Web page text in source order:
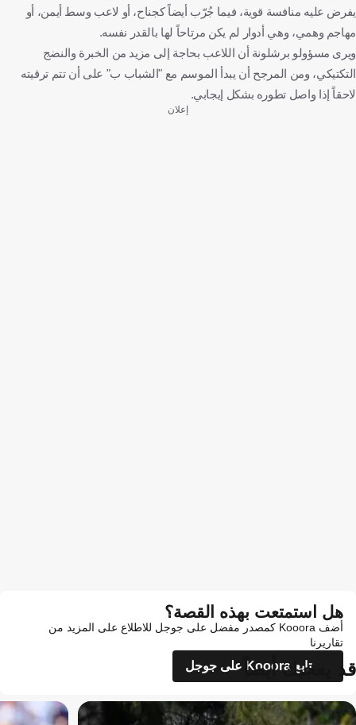
يفرض عليه منافسة قوية، فيما جُرّب أيضاً كجناح، أو لاعب وسط أيمن، أو
مهاجم وهمي، وهي أدوار لم يكن مرتاحاً لها بالقدر نفسه.
ويرى مسؤولو برشلونة أن اللاعب بحاجة إلى مزيد من الخبرة والنضج
التكتيكي، ومن المرجح أن يبدأ الموسم مع "الشباب ب" على أن تتم ترقيته
لاحقاً إذا واصل تطوره بشكل إيجابي.
إعلان
هل استمتعت بهذه القصة؟
أضف Kooora كمصدر مفضل على جوجل للاطلاع على المزيد من
تقاريرنا
تابع Kooora على جوجل
قد يعجبك أيضاً